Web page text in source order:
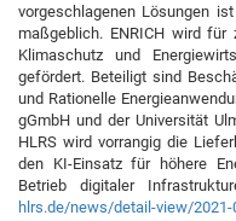
vorgeschlagenen Lösungen
maßgeblich. ENRICH wird
Klimaschutz und
gefördert. Beteiligt sind
und Rationelle
gGmbH und der Universität
HLRS wird vorrangig die
den KI-Einsatz für höhere
Betrieb digitaler
hlrs.de/news/detail-view/2021-